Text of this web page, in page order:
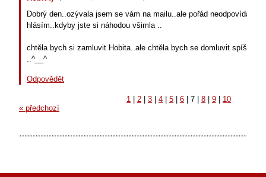
Dobrý den..ozývala jsem se vám na mailu..ale pořád
hlásím..kdyby jste si náhodou všimla ..
chtěla bych si zamluvit Hobita..ale chtěla bych se domluvit spíš na
..^__^
Odpovědět
« předchozí
1 2 3 4 5 6 7 8 9 10